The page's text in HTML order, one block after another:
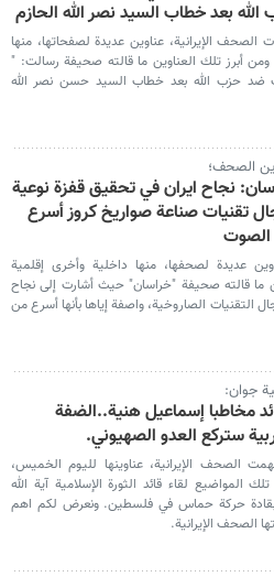
بعد خطاب السيد نصر الله الحازم
الصحف الإيرانية، عناوين عديدة لصفحاتها، منها
ومن أبرز تلك العناوين ما قالته صحيفة رسالت: "
ضد حزب الله بعد خطاب السيد حسن نصر الله
الصحف؛
نجاح ايران في تحقيق قفزة نوعية
تقنيات صناعة صواريخ كروز أسرع
عديدة لصحفها، منها داخلية وأخرى إقلمية
ما قالته صحيفة "خراسان" حيث أشارت إلى نجاح
التقنيات الصاروخية، واصفة إياها بأنها أسرع من
جوان:
مخاطبا إسماعيل هنية..الضفة
ستركع العدو الصهيوني.
الصحف الإيرانية، عناوينها لليوم الخميس،
المواضيع لقاء قائد الثورة الإسلامية آية الله
بقادة حركة حماس في فلسطين. ونعرض لكم اهم
الصحف الإيرانية.